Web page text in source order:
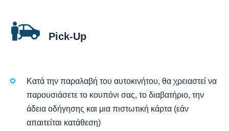
Pick-Up
Κατά την παραλαβή του αυτοκινήτου, θα χρειαστεί να
παρουσιάσετε το κουπόνι σας, το διαβατήριο, την
άδεια οδήγησης και μια πιστωτική κάρτα (εάν
απαιτείται κατάθεση)